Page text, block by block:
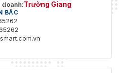
doanh:Trường Giang
BẮC